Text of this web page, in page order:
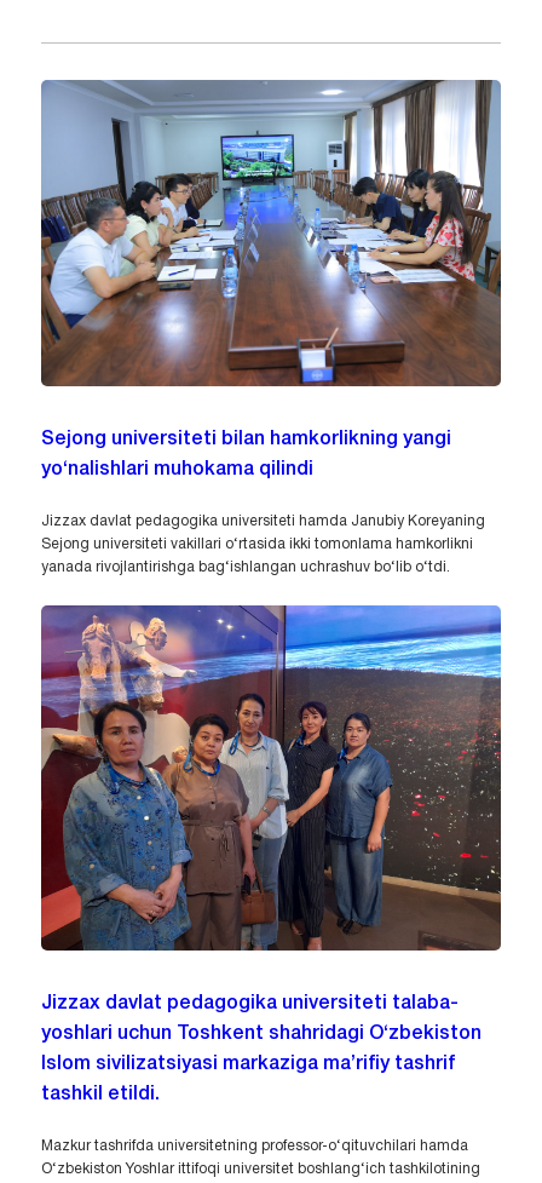
Sejong universiteti bilan hamkorlikning yangi
yo‘nalishlari muhokama qilindi
Jizzax davlat pedagogika universiteti hamda Janubiy Koreyaning
Sejong universiteti vakillari o‘rtasida ikki tomonlama hamkorlikni
yanada rivojlantirishga bag‘ishlangan uchrashuv bo‘lib o‘tdi.
Jizzax davlat pedagogika universiteti talaba-
yoshlari uchun Toshkent shahridagi O‘zbekiston
Islom sivilizatsiyasi markaziga ma’rifiy tashrif
tashkil etildi.
Mazkur tashrifda universitetning professor-o‘qituvchilari hamda
O‘zbekiston Yoshlar ittifoqi universitet boshlang‘ich tashkilotining